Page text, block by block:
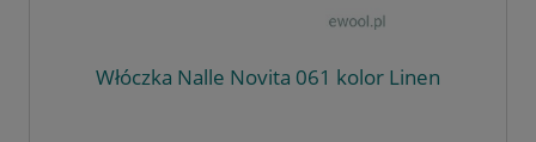
Włóczka Nalle Novita 061 kolor Linen